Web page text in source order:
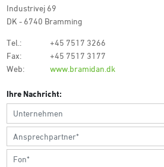
Industrivej 69
DK - 6740 Bramming
Tel.:
+45 7517 3266
Fax:
+45 7517 3177
Web:
www.bramidan.dk
Ihre Nachricht: